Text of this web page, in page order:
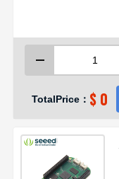
TotalPrice： $ 0